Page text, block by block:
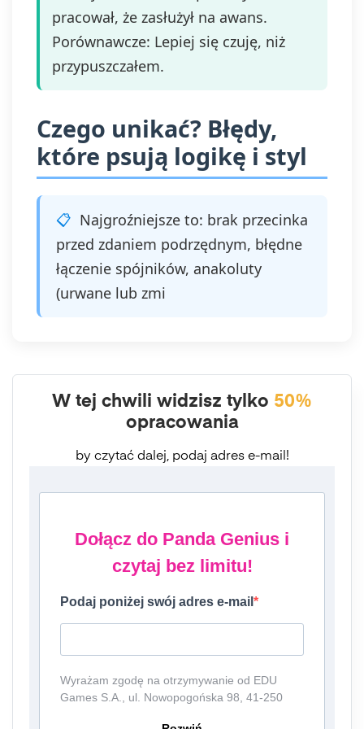
pracował, że zasłużył na awans.
Porównawcze: Lepiej się czuję, niż
przypuszczałem.
Czego unikać? Błędy,
które psują logikę i styl
Najgroźniejsze to: brak przecinka
przed zdaniem podrzędnym, błędne
łączenie spójników, anakoluty
(urwane lub zmi
W tej chwili widzisz tylko 50%
opracowania
by czytać dalej, podaj adres e-mail!
Dołącz do Panda Genius i
czytaj bez limitu!
Podaj poniżej swój adres e-mail
Wyrażam zgodę na otrzymywanie od EDU
Games S.A., ul. Nowopogońska 98, 41-250